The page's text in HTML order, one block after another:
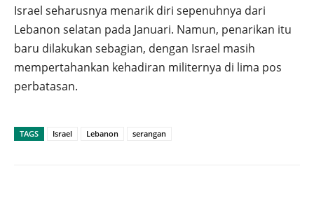
Israel seharusnya menarik diri sepenuhnya dari
Lebanon selatan pada Januari. Namun, penarikan itu
baru dilakukan sebagian, dengan Israel masih
mempertahankan kehadiran militernya di lima pos
perbatasan.
TAGS Israel Lebanon serangan